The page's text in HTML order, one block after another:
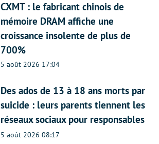
CXMT : le fabricant chinois de
mémoire DRAM affiche une
croissance insolente de plus de
700%
5 août 2026 17:04
Des ados de 13 à 18 ans morts par
suicide : leurs parents tiennent les
réseaux sociaux pour responsables
5 août 2026 08:17